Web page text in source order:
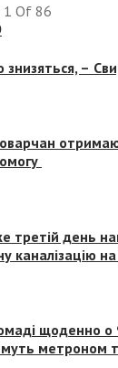
1 Of 86
знизяться, –
третій день
каналізацію
щоденно о
метроном